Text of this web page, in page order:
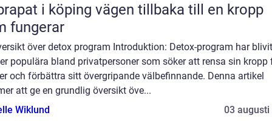
köping vägen tillbaka till en kropp
fungerar
över detox program Introduktion: Detox-program har blivit
populära bland privatpersoner som söker att rensa sin kropp
och förbättra sitt övergripande välbefinnande. Denna artikel
att ge en grundlig översikt öve...
Wiklund
03 augusti